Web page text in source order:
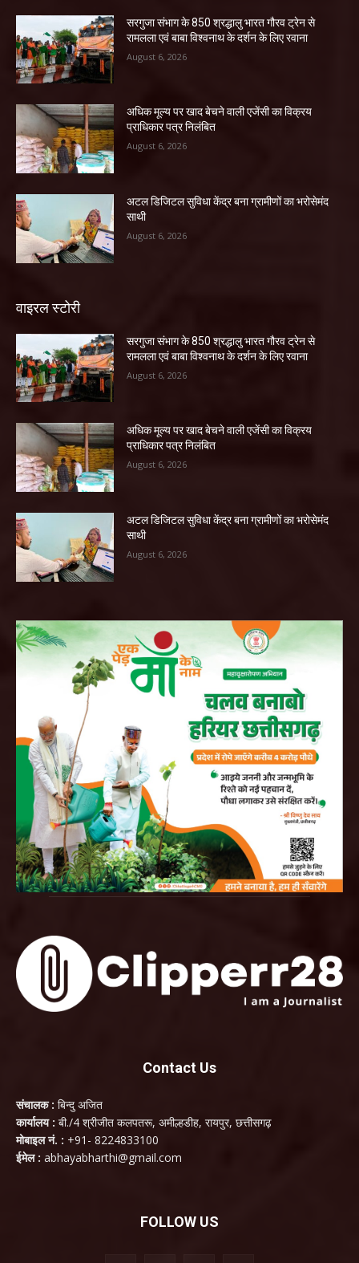
सरगुजा संभाग के 850 श्रद्धालु भारत गौरव ट्रेन से
रामलला एवं बाबा विश्वनाथ के दर्शन के लिए रवाना
August 6, 2026
अधिक मूल्य पर खाद बेचने वाली एजेंसी का विक्रय
प्राधिकार पत्र निलंबित
August 6, 2026
अटल डिजिटल सुविधा केंद्र बना ग्रामीणों का भरोसेमंद
साथी
August 6, 2026
वाइरल स्टोरी
सरगुजा संभाग के 850 श्रद्धालु भारत गौरव ट्रेन से
रामलला एवं बाबा विश्वनाथ के दर्शन के लिए रवाना
August 6, 2026
अधिक मूल्य पर खाद बेचने वाली एजेंसी का विक्रय
प्राधिकार पत्र निलंबित
August 6, 2026
अटल डिजिटल सुविधा केंद्र बना ग्रामीणों का भरोसेमंद
साथी
August 6, 2026
Contact Us
संचालक : बिन्दु अजित
कार्यालय : बी./4 श्रीजीत कलपतरू, अमील्हडीह, रायपुर, छत्तीसगढ़
मोबाइल नं. : +91- 8224833100
ईमेल : abhayabharthi@gmail.com
FOLLOW US